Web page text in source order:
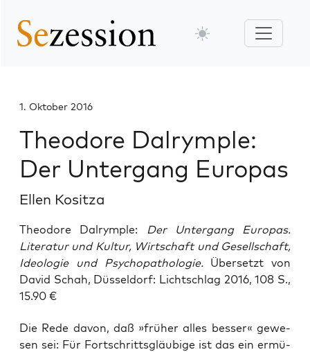
1. Oktober 2016
Theodore Dalrymple:
Der Untergang Europas
Ellen Kositza
Theodore Dalrymple: Der Untergang Europas.
Literatur und Kultur, Wirtschaft und Gesellschaft,
Ideologie und Psychopathologie. Übersetzt von
David Schah, Düsseldorf: Lichtschlag 2016, 108 S.,
15.90 €
Die Rede davon, daß »frü­her alles bes­ser« gewe­
sen sei: Für Fort­schritts­gläu­bi­ge ist das ein ermü­